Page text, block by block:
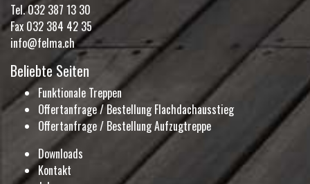
Tel.032 387 13 30
Fax 032 384 42 35
info@felma.ch
Beliebte Seiten
Funktionale Treppen
Offertanfrage / Bestellung Flachdachausstieg
Offertanfrage / Bestellung Aufzugtreppe
Downloads
Kontakt